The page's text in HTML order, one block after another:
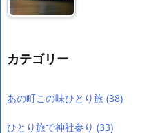
カテゴリー
あの町この味ひとり旅 (38)
ひとり旅で神社参り (33)